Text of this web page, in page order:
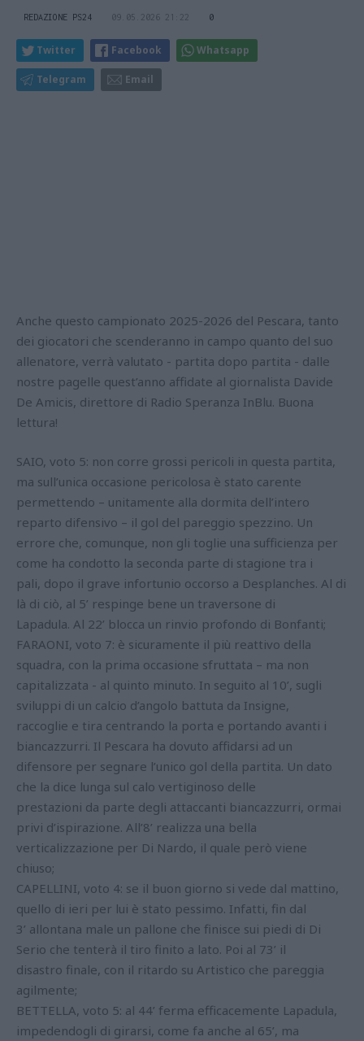
REDAZIONE PS24 09.05.2026 21:22 0
Twitter Facebook Whatsapp
Telegram Email
Anche questo campionato 2025-2026 del Pescara, tanto
dei giocatori che scenderanno in campo quanto del suo
allenatore, verrà valutato - partita dopo partita - dalle
nostre pagelle quest’anno affidate al giornalista Davide
De Amicis, direttore di Radio Speranza InBlu. Buona
lettura!
SAIO, voto 5: non corre grossi pericoli in questa partita,
ma sull’unica occasione pericolosa è stato carente
permettendo – unitamente alla dormita dell’intero
reparto difensivo – il gol del pareggio spezzino. Un
errore che, comunque, non gli toglie una sufficienza per
come ha condotto la seconda parte di stagione tra i
pali, dopo il grave infortunio occorso a Desplanches. Al di
là di ciò, al 5’ respinge bene un traversone di
Lapadula. Al 22’ blocca un rinvio profondo di Bonfanti;
FARAONI, voto 7: è sicuramente il più reattivo della
squadra, con la prima occasione sfruttata – ma non
capitalizzata - al quinto minuto. In seguito al 10’, sugli
sviluppi di un calcio d’angolo battuta da Insigne,
raccoglie e tira centrando la porta e portando avanti i
biancazzurri. Il Pescara ha dovuto affidarsi ad un
difensore per segnare l’unico gol della partita. Un dato
che la dice lunga sul calo vertiginoso delle
prestazioni da parte degli attaccanti biancazzurri, ormai
privi d’ispirazione. All’8’ realizza una bella
verticalizzazione per Di Nardo, il quale però viene
chiuso;
CAPELLINI, voto 4: se il buon giorno si vede dal mattino,
quello di ieri per lui è stato pessimo. Infatti, fin dal
3’ allontana male un pallone che finisce sui piedi di Di
Serio che tenterà il tiro finito a lato. Poi al 73’ il
disastro finale, con il ritardo su Artistico che pareggia
agilmente;
BETTELLA, voto 5: al 44’ ferma efficacemente Lapadula,
impedendogli di girarsi, come fa anche al 65’, ma